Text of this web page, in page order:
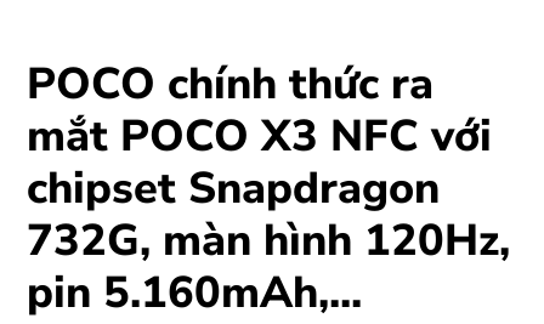
POCO chính thức ra
mắt POCO X3 NFC với
chipset Snapdragon
732G, màn hình 120Hz,
pin 5.160mAh,...